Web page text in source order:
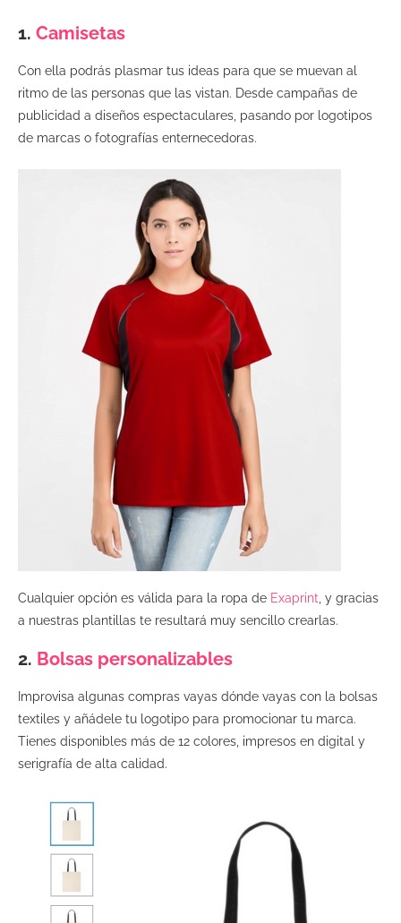
1. Camisetas
Con ella podrás plasmar tus ideas para que se muevan al
ritmo de las personas que las vistan. Desde campañas de
publicidad a diseños espectaculares, pasando por logotipos
de marcas o fotografías enternecedoras.
Cualquier opción es válida para la ropa de Exaprint , y gracias
a nuestras plantillas te resultará muy sencillo crearlas.
2. Bolsas personalizables
Improvisa algunas compras vayas dónde vayas con la bolsas
textiles y añádele tu logotipo para promocionar tu marca.
Tienes disponibles más de 12 colores, impresos en digital y
serigrafía de alta calidad.